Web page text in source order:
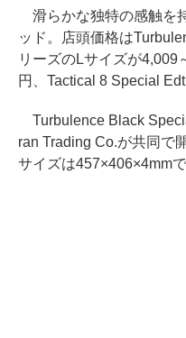
滑らかな独特の感触を
ッド。店頭価格は
リーズのLサイズが4,009
円、Tactical 8 Special
Turbulence Black
ran Trading Co.が共同で
サイズは457×406×4mm